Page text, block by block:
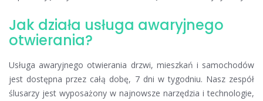
Jak działa usługa awaryjnego
otwierania?
Usługa awaryjnego otwierania drzwi, mieszkań i samochodów
jest dostępna przez całą dobę, 7 dni w tygodniu. Nasz zespół
ślusarzy jest wyposażony w najnowsze narzędzia i technologie,